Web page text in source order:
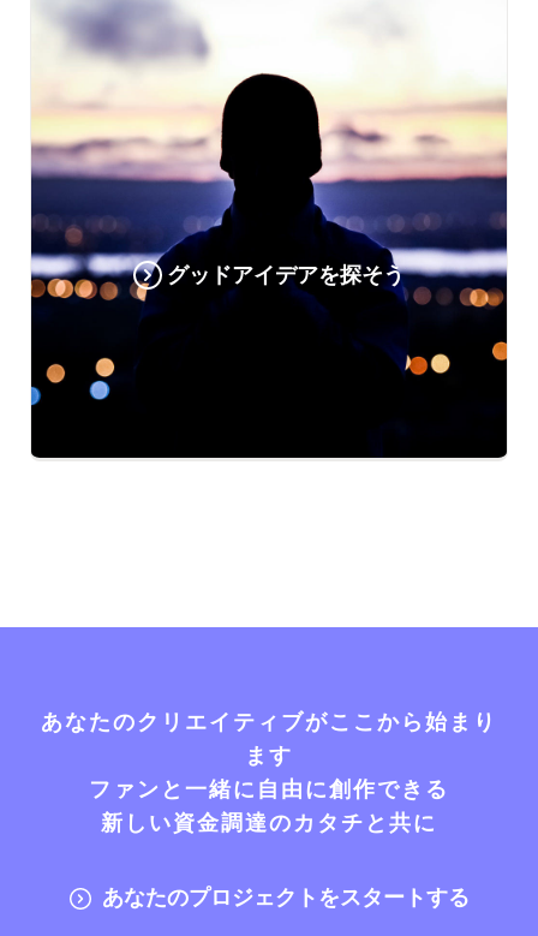
グッドアイデアを探そう
あなたのクリエイティブがここから始まり
ます
ファンと一緒に自由に創作できる
新しい資金調達のカタチと共に
あなたのプロジェクトをスタートする